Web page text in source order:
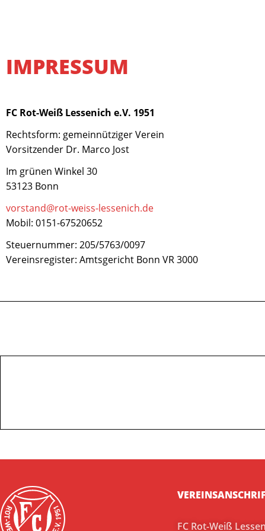
IMPRESSUM
FC Rot-Weiß Lessenich e.V. 1951
Rechtsform: gemeinnütziger Verein
Vorsitzender Dr. Marco Jost
Im grünen Winkel 30
53123 Bonn
vorstand@rot-weiss-lessenich.de
Mobil: 0151-67520652
Steuernummer: 205/5763/0097
Vereinsregister: Amtsgericht Bonn VR 3000
FC Rot-Weiß